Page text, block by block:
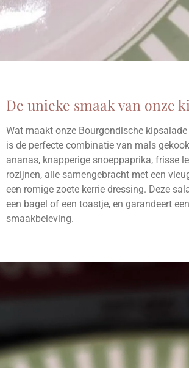
De unieke smaak van onze
Wat maakt onze Bourgondische
is de perfecte combinatie van mals
ananas, knapperige snoeppaprika, frisse
rozijnen, alle samengebracht met een
een romige zoete kerrie dressing. Deze
een bagel of een toastje, en garandeert
smaakbeleving.